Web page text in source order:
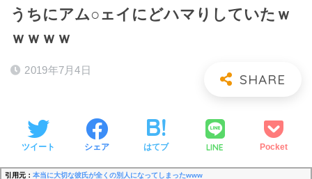
うちにアム○ェイにどハマりしていたｗ
ｗｗｗｗ
2019年7月4日
ツイート シェア はてブ LINE Pocket
引用元： 本当に大切な彼氏が全くの別人になってしまったwww